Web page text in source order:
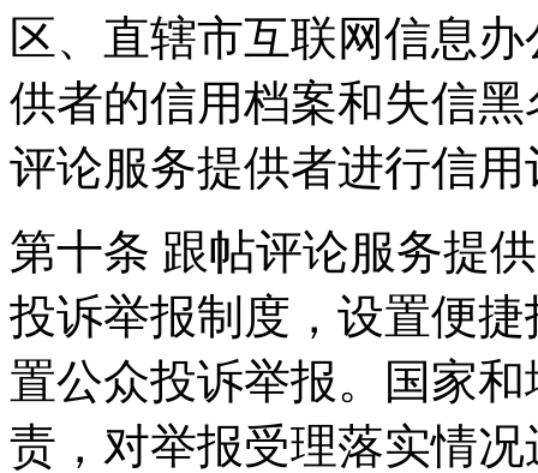
区、直辖市互联网信息
供者的信用档案和失信
评论服务提供者进行信用
第十条 跟帖评论服务提
投诉举报制度，设置便
置公众投诉举报。国家
责，对举报受理落实情